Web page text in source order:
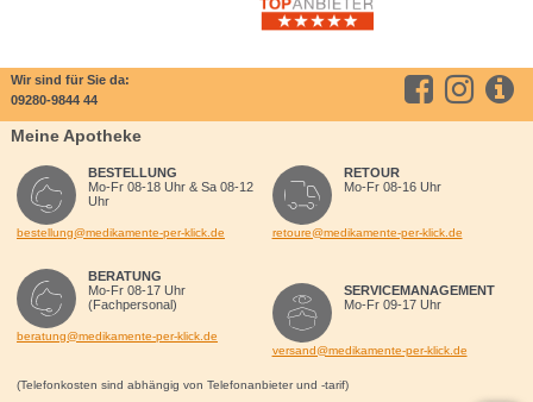
Wir sind für Sie da:
09280-9844 44
Meine Apotheke
BESTELLUNG
Mo-Fr 08-18 Uhr & Sa 08-12
Uhr
bestellung@medikamente-per-klick.de
BERATUNG
Mo-Fr 08-17 Uhr
(Fachpersonal)
beratung@medikamente-per-klick.de
RETOUR
Mo-Fr 08-16 Uhr
retoure@medikamente-per-klick.de
SERVICEMANAGEMENT
Mo-Fr 09-17 Uhr
versand@medikamente-per-klick.de
(Telefonkosten sind abhängig von Telefonanbieter und -tarif)